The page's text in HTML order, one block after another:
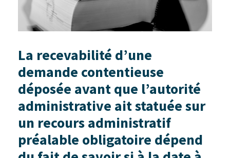
La recevabilité d’une
demande contentieuse
déposée avant que l’autorité
administrative ait statuée sur
un recours administratif
préalable obligatoire dépend